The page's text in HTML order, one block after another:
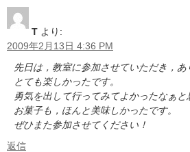
T より:
2009年2月13日 4:36 PM
先日は，教室に参加させていただき，あ
とても楽しかったです。
勇気を出して行ってみてよかったなぁと
お菓子も，ほんと美味しかったです。
ぜひまた参加させてください！
返信